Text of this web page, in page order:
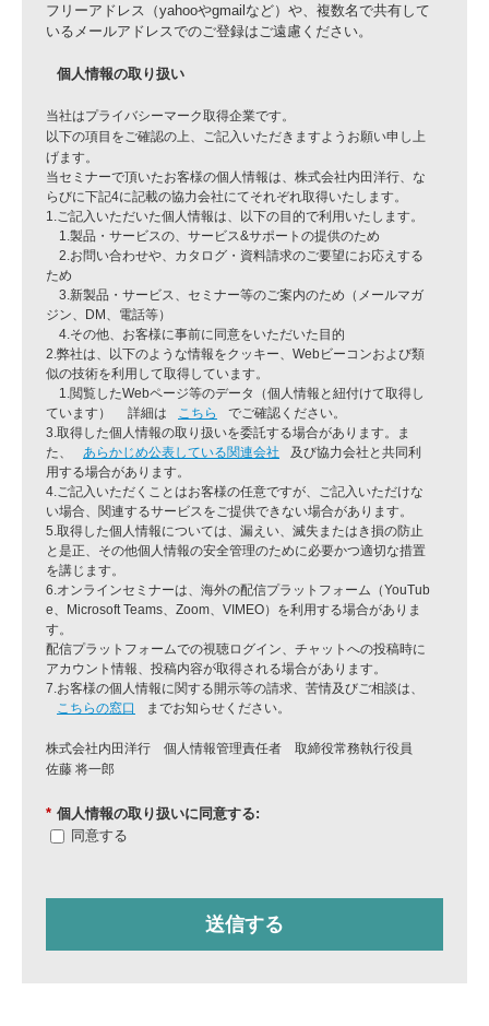
フリーアドレス（yahooやgmailなど）や、複数名で共有して
いるメールアドレスでのご登録はご遠慮ください。
個人情報の取り扱い
当社はプライバシーマーク取得企業です。
以下の項目をご確認の上、ご記入いただきますようお願い申し上
げます。
当セミナーで頂いたお客様の個人情報は、株式会社内田洋行、な
らびに下記4に記載の協力会社にてそれぞれ取得いたします。
1.ご記入いただいた個人情報は、以下の目的で利用いたします。
1.製品・サービスの、サービス&サポートの提供のため
2.お問い合わせや、カタログ・資料請求のご要望にお応えする
ため
3.新製品・サービス、セミナー等のご案内のため（メールマガ
ジン、DM、電話等）
4.その他、お客様に事前に同意をいただいた目的
2.弊社は、以下のような情報をクッキー、Webビーコンおよび類
似の技術を利用して取得しています。
1.閲覧したWebページ等のデータ（個人情報と紐付けて取得し
ています） 詳細は
こちら
でご確認ください。
3.取得した個人情報の取り扱いを委託する場合があります。ま
た、
あらかじめ公表している関連会社 及び協力会社 と共同利
用する場合があります。
4.ご記入いただくことはお客様の任意ですが、ご記入いただけな
い場合、関連するサービスをご提供できない場合があります。
5.取得した個人情報については、漏えい、滅失またはき損の防止
と是正、その他個人情報の安全管理のために必要かつ適切な措置
を講じます。
6.オンラインセミナーは、海外の配信プラットフォーム（YouTub
e、Microsoft Teams、Zoom、VIMEO）を利用する場合がありま
す。
配信プラットフォームでの視聴ログイン、チャットへの投稿時に
アカウント情報、投稿内容が取得される場合があります。
7.お客様の個人情報に関する開示等の請求、苦情及びご相談は、
こちらの窓口
までお知らせください。
株式会社内田洋行 個人情報管理責任者 取締役常務執行役員
佐藤 将一郎
* 個人情報の取り扱いに同意する:
同意する
送信する